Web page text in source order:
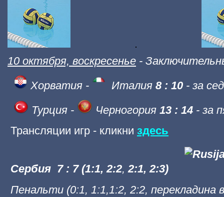
10 октября, воскресенье -
Хорватия -
Италия 8 : 10 - за
Турция -
Черногория 13 : 14 - за
Трансляции игр - кликни здесь
Сербия 7 : 7 (1:1, 2:2, 2:1, 2:3)
Пенальти (0:1, 1:1,1:2, 2:2, перекладина